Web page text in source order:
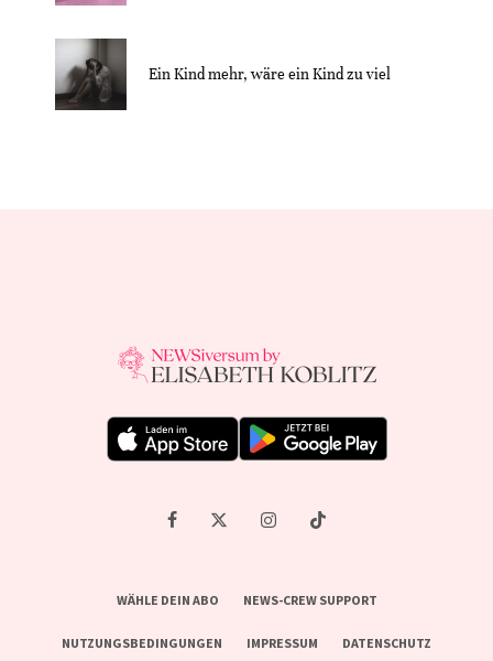
Ein Kind mehr, wäre ein Kind zu viel
WÄHLE DEIN ABO NEWS-CREW SUPPORT
NUTZUNGSBEDINGUNGEN IMPRESSUM DATENSCHUTZ